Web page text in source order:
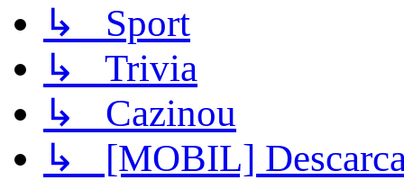
↳ Sport
↳ Trivia
↳ Cazinou
↳ [MOBIL]